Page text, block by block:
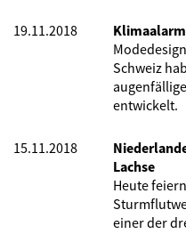
19.11.2018
Schweiz
entwickelt.
15.11.2018
Lachse
Heute
einer der